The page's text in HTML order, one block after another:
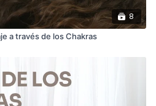
8
a través de los Chakras